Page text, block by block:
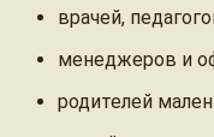
врачей,
менеджеров и
родителей